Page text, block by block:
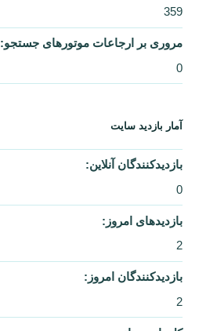
359
مروری بر ارجاعات موتورهای جستجو:
0
آمار بازدید سایت
بازدیدکنندگان آنلاین:
0
بازدیدهای امروز:
2
بازدیدکنندگان امروز:
2